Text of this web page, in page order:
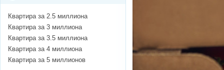
Квартира за 2.5 миллиона
Квартира за 3 миллиона
Квартира за 3.5 миллиона
Квартира за 4 миллиона
Квартира за 5 миллионов